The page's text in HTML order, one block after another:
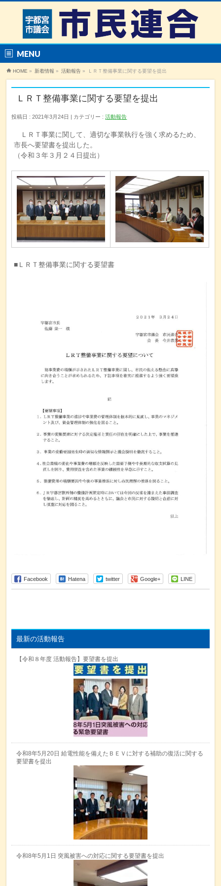
MENU
HOME » 新着情報 » 活動報告 » ＬＲＴ整備事業に関する要望を提出
ＬＲＴ整備事業に関する要望を提出
投稿日 : 2021年3月24日 カテゴリー :活動報告
ＬＲＴ事業に関して、適切な事業執行を強く求めるため、
市長へ要望書を提出した。
（令和３年３月２４日提出）
■ＬＲＴ整備事業に関する要望書
Facebook Hatena twitter Google+ LINE
最新の活動報告
【令和８年度 活動報告】要望書を提出
令和8年5月20日 給電性能を備えたＢＥＶに対する補助の復活に関する
要望書を提出
令和8年5月1日 突風被害への対応に関する要望書を提出